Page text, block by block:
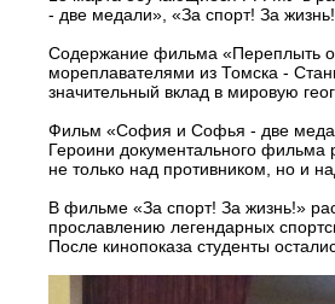
- две медали», «За спорт! За
Содержание фильма «Переплыть
мореплавателями из Томска -
значительный вклад в мировую
Фильм «София и Софья - две
Героини документального фильма
не только над противником, но и
В фильме «За спорт! За жизнь!»
прославлению легендарных
После кинопоказа студенты